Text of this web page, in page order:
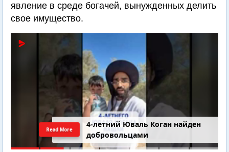
явление в среде богачей, вынужденных делить
свое имущество.
4-летний Юваль Коган найден
добровольцами
Read More